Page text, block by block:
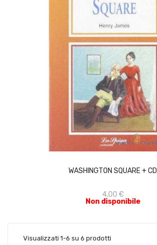
WASHINGTON SQUARE + CD
4,00 €
Non disponibile
ACQUISTA
Visualizzati 1-6 su 6 prodotti